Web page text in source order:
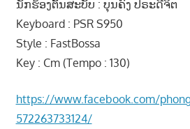
າ
ວ
ສ
າ
ນັກຮ້ອງຕົ້ນສະບັບ : ບຸນຄົງ ປຣະດີຈິຕ
Keyboard : PSR S950
Style : FastBossa
Key : Cm (Tempo : 130)
https://www.facebook.com/
572263733124/